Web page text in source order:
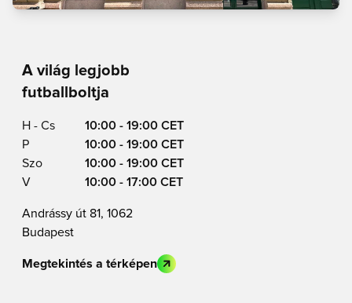
A világ legjobb
futballboltja
H - Cs
10:00 - 19:00 CET
P
10:00 - 19:00 CET
Szo
10:00 - 19:00 CET
V
10:00 - 17:00 CET
Andrássy út 81, 1062
Budapest
Megtekintés a térképen